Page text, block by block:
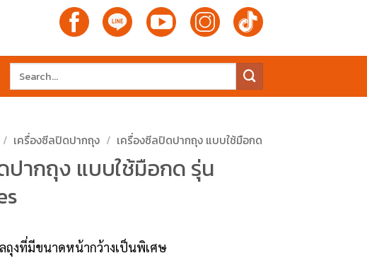
Search
for:
/ เครื่องซีลปิดปากถุง / เครื่องซีลปิดปากถุง แบบใช้มือกด
ปากถุง แบบใช้มือกด รุ่น
ถุงที่มีขนาดหน้ากว้างเป็นพิเศษ